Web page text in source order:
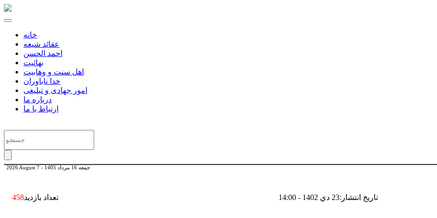
خانه
عقائد شیعه
احمد الحسن
بهائیت
اهل سنت و وهابیت
خدا ناباوران
امور جهادی و تبلیغی
درباره ما
ارتباط با ما
2026 August 7 - جمعه 16 مرداد 1405
تاریخ انتشار:23 دي 1402 - 14:00 تعداد بازدید458